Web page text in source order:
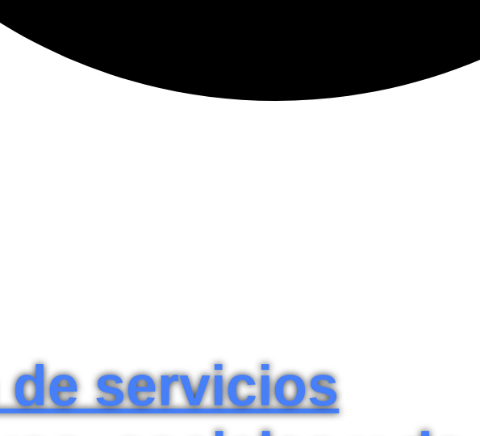
servicios